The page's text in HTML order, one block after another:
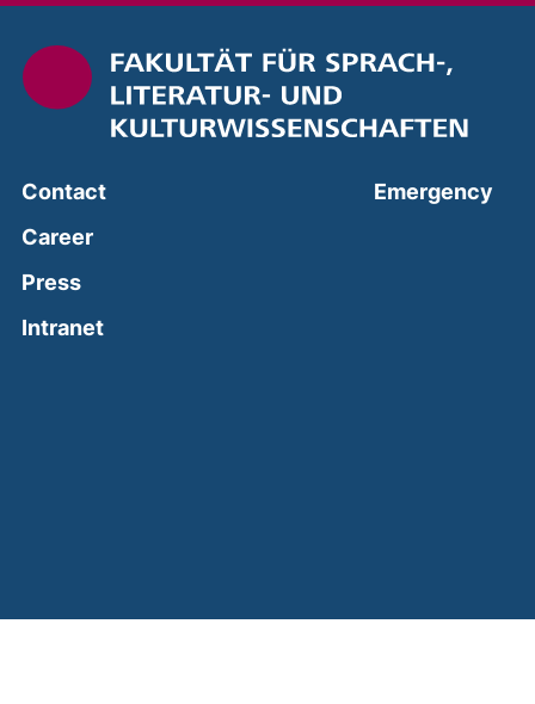
Contact
Career
Press
Intranet(external link, opens in a new window)
Emergency